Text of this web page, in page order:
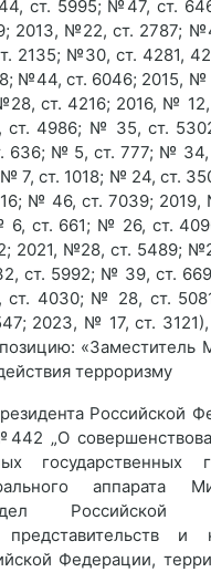
ст. 5995; №47, ст.
2013, №22, ст. 2787;
2135; №30, ст. 4281,
№44, ст. 6046; 2015, №
ст. 4216; 2016, №
ст. 4986; № 35, ст.
636; № 5, ст. 777; №
7, ст. 1018; № 24, ст.
№ 46, ст. 7039; 2019,
ст. 661; № 26, ст.
2021, №28, ст. 5489;
ст. 5992; № 39, ст.
4030; № 28, ст.
2023, № 17, ст. 3121),
«Заместитель
терроризму
Российской
„О
государственных
аппарата
Российской
представительств и
Федерации,